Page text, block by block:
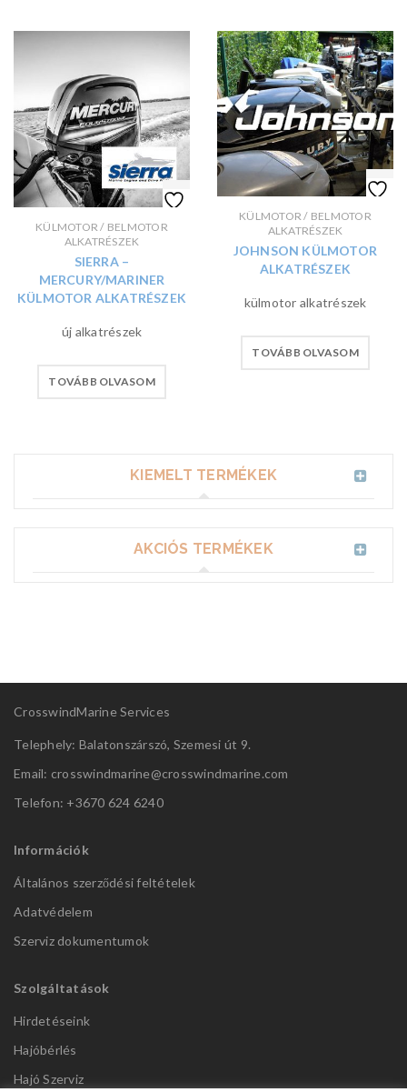
KÜLMOTOR / BELMOTOR
ALKATRÉSZEK
SIERRA –
MERCURY/MARINER
KÜLMOTOR ALKATRÉSZEK
új alkatrészek
TOVÁBB OLVASOM
KÜLMOTOR / BELMOTOR
ALKATRÉSZEK
JOHNSON KÜLMOTOR
ALKATRÉSZEK
külmotor alkatrészek
TOVÁBB OLVASOM
KIEMELT TERMÉKEK
AKCIÓS TERMÉKEK
CrosswindMarine Services
Telephely: Balatonszárszó, Szemesi út 9.
Email: crosswindmarine@crosswindmarine.com
Telefon: +3670 624 6240
Információk
Általános szerződési feltételek
Adatvédelem
Szerviz dokumentumok
Szolgáltatások
Hirdetéseink
Hajóbérlés
Hajó Szerviz